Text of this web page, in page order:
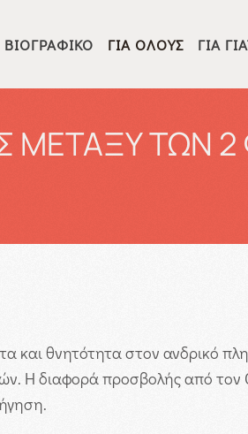
ΒΙΟΓΡΑΦΙΚΌ ΓΙΑ ΌΛΟΥΣ ΓΙΑ
ΜΕΤΑΞΥ ΤΩΝ
και θνητότητα στον ανδρικό
Η διαφορά προσβολής από τον